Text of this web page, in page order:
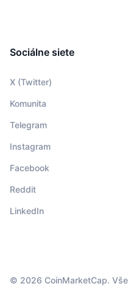
Sociálne siete
X (Twitter)
Komunita
Telegram
Instagram
Facebook
Reddit
LinkedIn
© 2026 CoinMarketCap.